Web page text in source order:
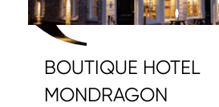
BOUTIQUE HOTEL
MONDRAGON